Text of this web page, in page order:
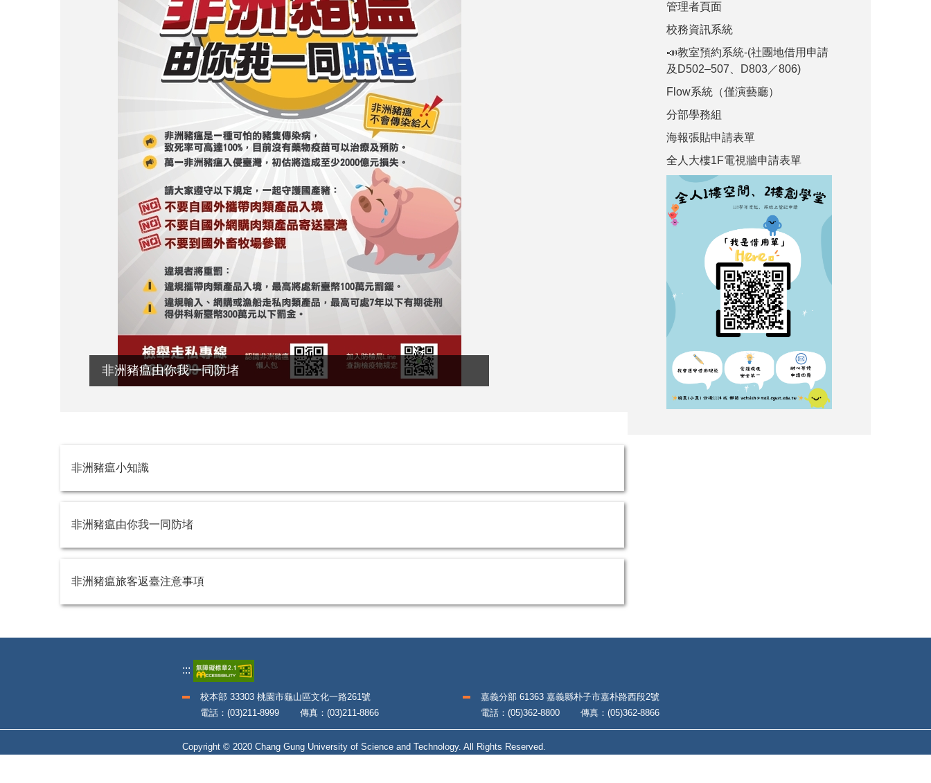
非洲豬瘟由你我一同防堵
非洲豬瘟小知識
非洲豬瘟由你我一同防堵
非洲豬瘟旅客返臺注意事項
管理者頁面
校務資訊系統
📣教室預約系統-(社團地借用申請
及D502–507、D803／806)
Flow系統（僅演藝廳）
分部學務組
海報張貼申請表單
全人大樓1F電視牆申請表單
:::
校本部 33303 桃園市龜山區文化一路261號
電話：(03)211-8999 傳真：(03)211-8866
嘉義分部 61363 嘉義縣朴子市嘉朴路西段2號
電話：(05)362-8800 傳真：(05)362-8866
Copyright © 2020 Chang Gung University of Science and Technology. All Rights Reserved.